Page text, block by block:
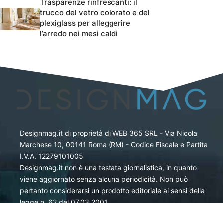
Trasparenze rinfrescanti: il
trucco del vetro colorato e del
plexiglass per alleggerire
l’arredo nei mesi caldi
Designmag.it di proprietà di WEB 365 SRL - Via Nicola
Marchese 10, 00141 Roma (RM) - Codice Fiscale e Partita
I.V.A. 12279101005
Designmag.it non è una testata giornalistica, in quanto
viene aggiornato senza alcuna periodicità. Non può
pertanto considerarsi un prodotto editoriale ai sensi della